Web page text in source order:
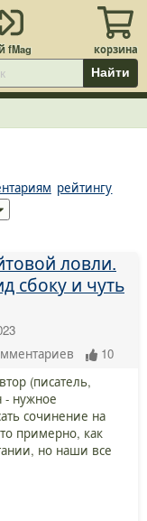
Найти
рейтингу
ловли.
сбоку и чуть
10
(писатель,
- нужное
сочинение на
примерно, как
но наши все